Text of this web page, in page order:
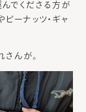
でくださる方が
ーナッツ・ギャ
さんが。